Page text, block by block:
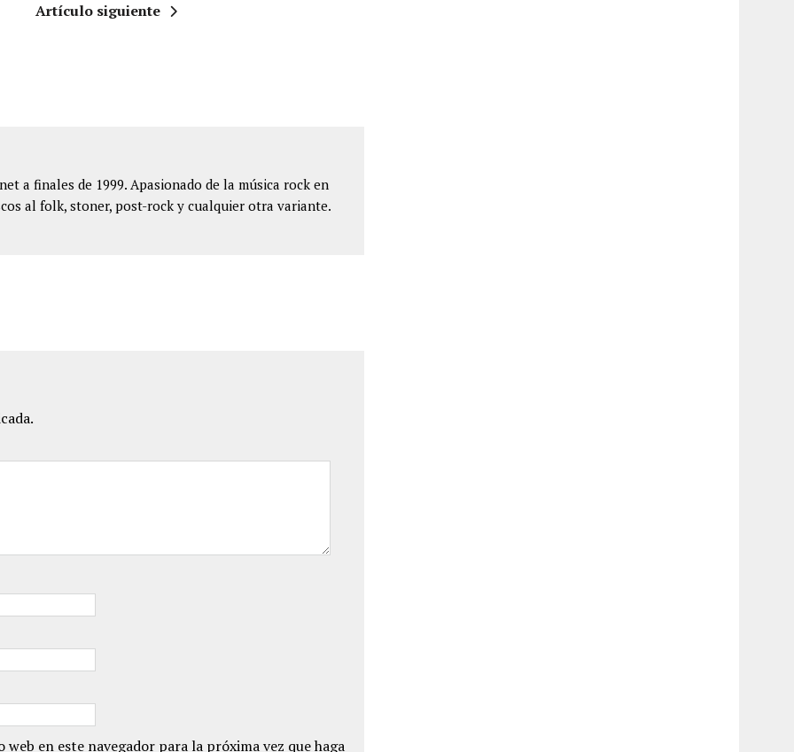
Artículo siguiente
a finales de 1999. Apasionado de la música rock en
al folk, stoner, post-rock y cualquier otra variante.
en este navegador para la próxima vez que haga